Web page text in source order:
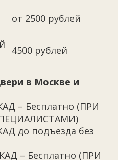
от 2500 рублей
4500 рублей
в Москве и
– Бесплатно (ПРИ
до подъезда без
– Бесплатно (ПРИ